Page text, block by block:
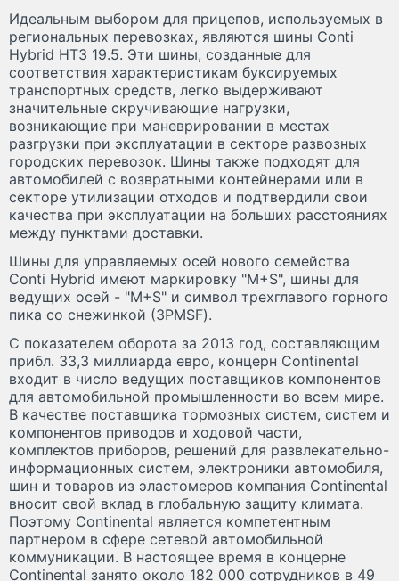
Идеальным выбором для прицепов, используемых в
региональных перевозках, являются шины Conti
Hybrid HT3 19.5. Эти шины, созданные для
соответствия характеристикам буксируемых
транспортных средств, легко выдерживают
значительные скручивающие нагрузки,
возникающие при маневрировании в местах
разгрузки при эксплуатации в секторе развозных
городских перевозок. Шины также подходят для
автомобилей с возвратными контейнерами или в
секторе утилизации отходов и подтвердили свои
качества при эксплуатации на больших расстояниях
между пунктами доставки.
Шины для управляемых осей нового семейства
Conti Hybrid имеют маркировку "M+S", шины для
ведущих осей - "M+S" и символ трехглавого горного
пика со снежинкой (3PMSF).
С показателем оборота за 2013 год, составляющим
прибл. 33,3 миллиарда евро, концерн Continental
входит в число ведущих поставщиков компонентов
для автомобильной промышленности во всем мире.
В качестве поставщика тормозных систем, систем и
компонентов приводов и ходовой части,
комплектов приборов, решений для развлекательно-
информационных систем, электроники автомобиля,
шин и товаров из эластомеров компания Continental
вносит свой вклад в глобальную защиту климата.
Поэтому Continental является компетентным
партнером в сфере сетевой автомобильной
коммуникации. В настоящее время в концерне
Continental занято около 182 000 сотрудников в 49